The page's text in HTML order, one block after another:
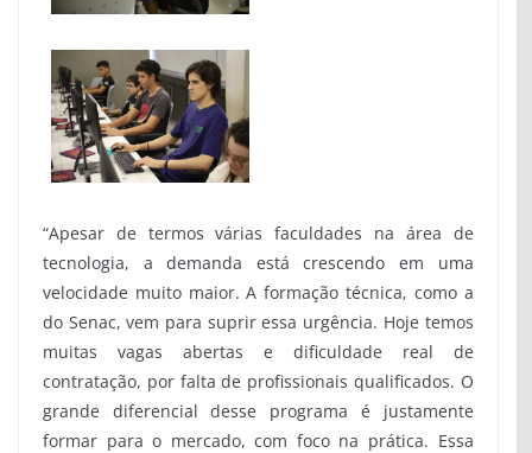
“Apesar de termos várias faculdades na área de
tecnologia, a demanda está crescendo em uma
velocidade muito maior. A formação técnica, como a
do Senac, vem para suprir essa urgência. Hoje temos
muitas vagas abertas e dificuldade real de
contratação, por falta de profissionais qualificados. O
grande diferencial desse programa é justamente
formar para o mercado, com foco na prática. Essa